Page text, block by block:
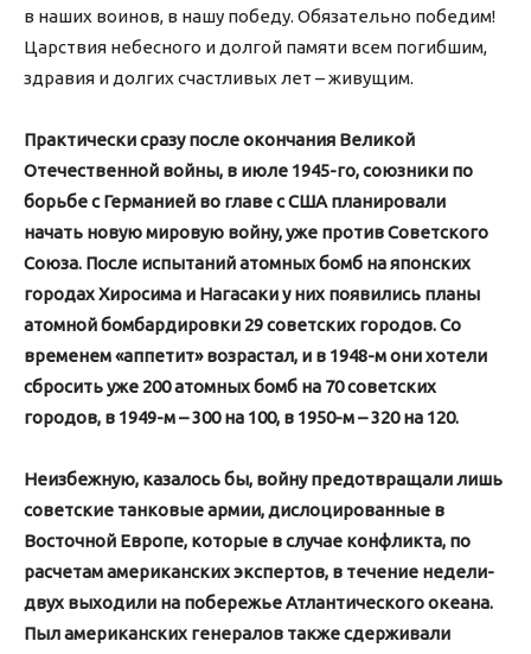
в наших воинов, в нашу победу. Обязательно победим!
Царствия небесного и долгой памяти всем погибшим,
здравия и долгих счастливых лет – живущим.
Практически сразу после окончания Великой
Отечественной войны, в июле 1945-го, союзники по
борьбе с Германией во главе с США планировали
начать новую мировую войну, уже против Советского
Союза. После испытаний атомных бомб на японских
городах Хиросима и Нагасаки у них появились планы
атомной бомбардировки 29 советских городов. Со
временем «аппетит» возрастал, и в 1948-м они хотели
сбросить уже 200 атомных бомб на 70 советских
городов, в 1949-м – 300 на 100, в 1950-м – 320 на 120.
Неизбежную, казалось бы, войну предотвращали лишь
советские танковые армии, дислоцированные в
Восточной Европе, которые в случае конфликта, по
расчетам американских экспертов, в течение недели-
двух выходили на побережье Атлантического океана.
Пыл американских генералов также сдерживали